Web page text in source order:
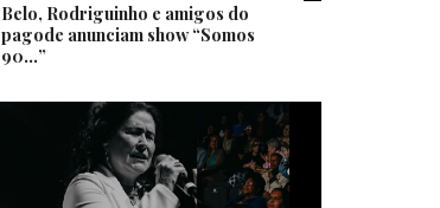
Belo, Rodriguinho e amigos do
pagode anunciam show “Somos
90…”